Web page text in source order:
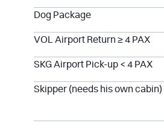
Dog Package
VOL Airport Return ≥ 4 PAX
SKG Airport Pick-up < 4 PAX
Skipper (needs his own cabin)